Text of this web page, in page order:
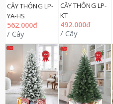
CÂY THÔNG LP-
YA-HS
562.000đ
/ Cây
CÂY THÔNG LP-
KT
492.000đ
/ Cây